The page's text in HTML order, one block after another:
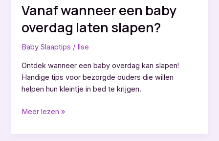
Vanaf wanneer een baby
overdag laten slapen?
Baby Slaaptips / Ilse
Ontdek wanneer een baby overdag kan slapen!
Handige tips voor bezorgde ouders die willen
helpen hun kleintje in bed te krijgen.
Vanaf
een
Meer lezen »